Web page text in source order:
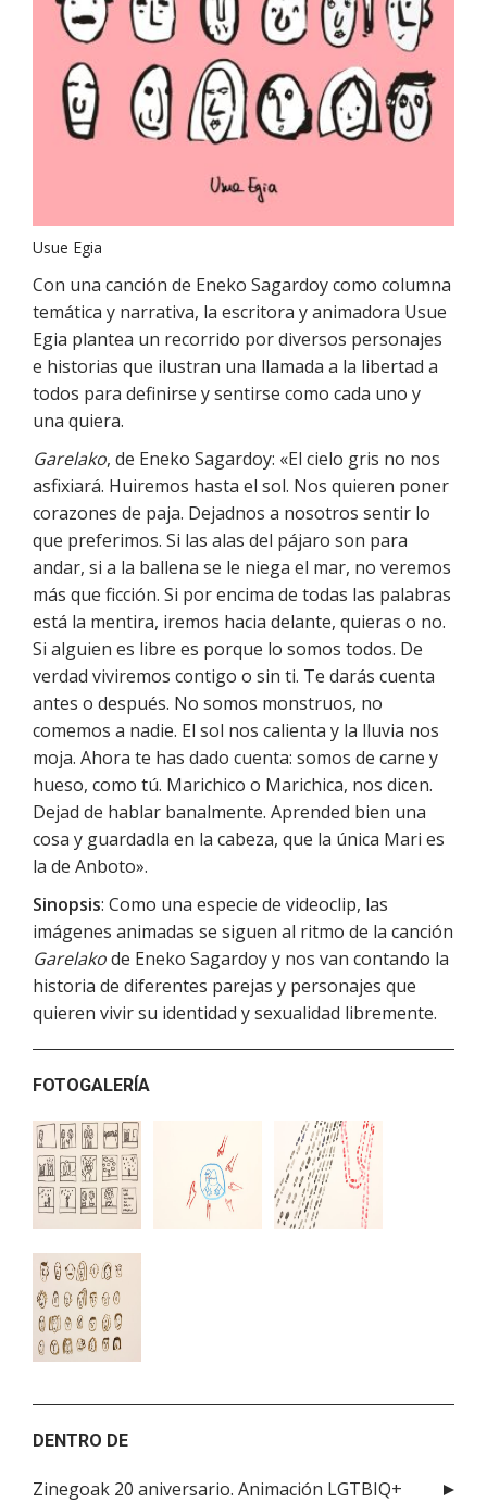
Usue Egia
Con una canción de Eneko Sagardoy como columna
temática y narrativa, la escritora y animadora Usue
Egia plantea un recorrido por diversos personajes
e historias que ilustran una llamada a la libertad a
todos para definirse y sentirse como cada uno y
una quiera.
Garelako, de Eneko Sagardoy: «El cielo gris no nos
asfixiará. Huiremos hasta el sol. Nos quieren poner
corazones de paja. Dejadnos a nosotros sentir lo
que preferimos. Si las alas del pájaro son para
andar, si a la ballena se le niega el mar, no veremos
más que ficción. Si por encima de todas las palabras
está la mentira, iremos hacia delante, quieras o no.
Si alguien es libre es porque lo somos todos. De
verdad viviremos contigo o sin ti. Te darás cuenta
antes o después. No somos monstruos, no
comemos a nadie. El sol nos calienta y la lluvia nos
moja. Ahora te has dado cuenta: somos de carne y
hueso, como tú. Marichico o Marichica, nos dicen.
Dejad de hablar banalmente. Aprended bien una
cosa y guardadla en la cabeza, que la única Mari es
la de Anboto».
Sinopsis: Como una especie de videoclip, las
imágenes animadas se siguen al ritmo de la canción
Garelakode Eneko Sagardoy y nos van contando la
historia de diferentes parejas y personajes que
quieren vivir su identidad y sexualidad libremente.
FOTOGALERÍA
DENTRO DE
Zinegoak 20 aniversario. Animación LGTBIQ+